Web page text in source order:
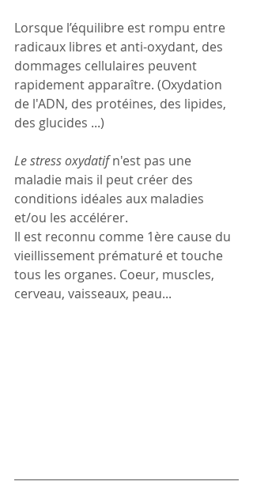
Lorsque l’équilibre est rompu entre
radicaux libres et anti-oxydant, des
dommages cellulaires peuvent
rapidement apparaître. (Oxydation
de l'ADN, des protéines, des lipides,
des glucides ...)
Le stress oxydatif n'est pas une
maladie mais il peut créer des
conditions idéales aux maladies
et/ou les accélérer.
Il est reconnu comme 1ère cause du
vieillissement prématuré et touche
tous les organes. Coeur, muscles,
cerveau, vaisseaux, peau...